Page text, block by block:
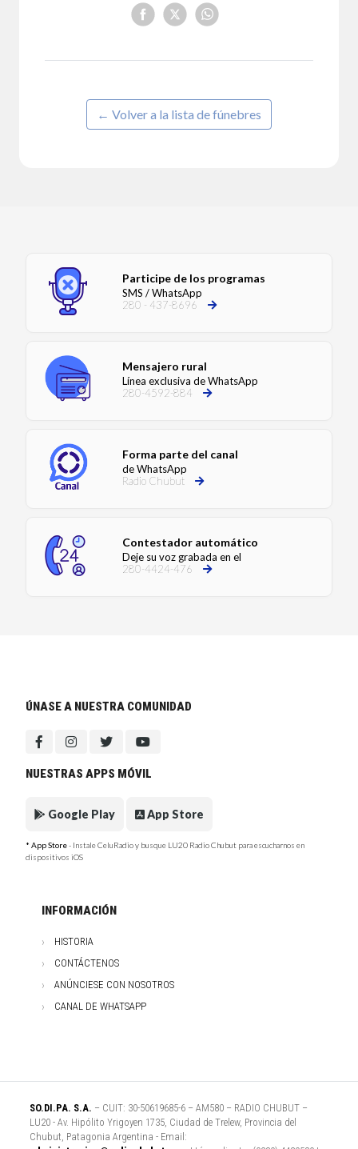
← Volver a la lista de fúnebres
Participe de los programas
SMS / WhatsApp
280 - 437-8696
Mensajero rural
Línea exclusiva de WhatsApp
280-4592-884
Forma parte del canal
de WhatsApp
Radio Chubut
Contestador automático
Deje su voz grabada en el
280-4424-476
ÚNASE A NUESTRA COMUNIDAD
NUESTRAS APPS MÓVIL
Google Play App Store
* App Store- Instale CeluRadio y busque LU20 Radio Chubut para escucharnos en
dispositivos iOS
INFORMACIÓN
HISTORIA
CONTÁCTENOS
ANÚNCIESE CON NOSOTROS
CANAL DE WHATSAPP
SO.DI.PA. S.A. – CUIT: 30-50619685-6 – AM580 – RADIO CHUBUT –
LU20 - Av. Hipólito Yrigoyen 1735, Ciudad de Trelew, Provincia del
Chubut, Patagonia Argentina - Email: